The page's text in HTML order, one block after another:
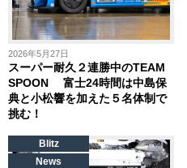
2026年5月27日
スーパー耐久２連勝中のTEAM
SPOON 富士24時間は中島保
典と小松響を加えた５名体制で
挑む！
Blitz
News